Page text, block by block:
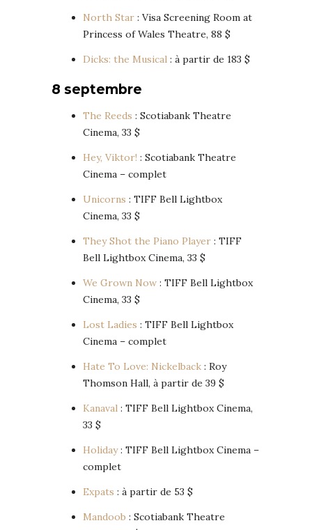
North Star : Visa Screening Room at
Princess of Wales Theatre, 88 $
Dicks: the Musical : à partir de 183 $
8 septembre
The Reeds : Scotiabank Theatre
Cinema, 33 $
Hey, Viktor! : Scotiabank Theatre
Cinema – complet
Unicorns : TIFF Bell Lightbox
Cinema, 33 $
They Shot the Piano Player : TIFF
Bell Lightbox Cinema, 33 $
We Grown Now : TIFF Bell Lightbox
Cinema, 33 $
Lost Ladies : TIFF Bell Lightbox
Cinema – complet
Hate To Love: Nickelback : Roy
Thomson Hall, à partir de 39 $
Kanaval : TIFF Bell Lightbox Cinema,
33 $
Holiday: TIFF Bell Lightbox Cinema –
complet
Expats : à partir de 53 $
Mandoob : Scotiabank Theatre